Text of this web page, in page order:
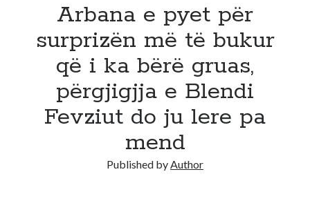
Arbana e pyet për
surprizën më të bukur
që i ka bërë gruas,
përgjigjja e Blendi
Fevziut do ju lere pa
mend
Published byAuthor